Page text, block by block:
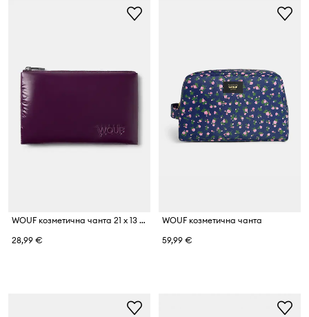
WOUF козметична чанта 21 x 13 cm
28,99 €
WOUF козметична чанта
59,99 €